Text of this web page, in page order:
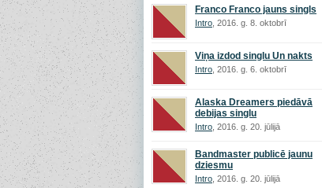
Franco Franco jauns singls
Intro , 2016. g. 8. oktobrī
Viņa izdod singlu Un nakts
Intro , 2016. g. 6. oktobrī
Alaska Dreamers piedāvā
debijas singlu
Intro , 2016. g. 20. jūlijā
Bandmaster publicē jaunu
dziesmu
Intro , 2016. g. 20. jūlijā